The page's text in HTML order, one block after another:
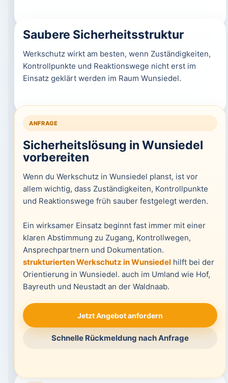
Saubere Sicherheitsstruktur
Werkschutz wirkt am besten, wenn Zuständigkeiten,
Kontrollpunkte und Reaktionswege nicht erst im
Einsatz geklärt werden im Raum Wunsiedel.
ANFRAGE
Sicherheitslösung in Wunsiedel
vorbereiten
Wenn du Werkschutz in Wunsiedel planst, ist vor
allem wichtig, dass Zuständigkeiten, Kontrollpunkte
und Reaktionswege früh sauber festgelegt werden.
Ein wirksamer Einsatz beginnt fast immer mit einer
klaren Abstimmung zu Zugang, Kontrollwegen,
Ansprechpartnern und Dokumentation.
strukturierten Werkschutz in Wunsiedelhilft bei der
Orientierung in Wunsiedel. auch im Umland wie Hof,
Bayreuth und Neustadt an der Waldnaab.
Jetzt Angebot anfordern
Schnelle Rückmeldung nach Anfrage